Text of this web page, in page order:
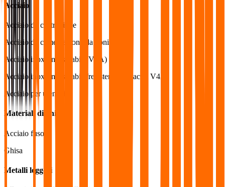
Acciaio
Acciaio da costruzione
Acciaio da cementazione/da bonifica
Acciaio inox (inossidabile V2A)
Acciaio inox (inossidabile/resistente agli acidi V4A)
Acciaio per utensili
Materiali di ghisa
Acciaio fuso
Ghisa
Metalli leggeri